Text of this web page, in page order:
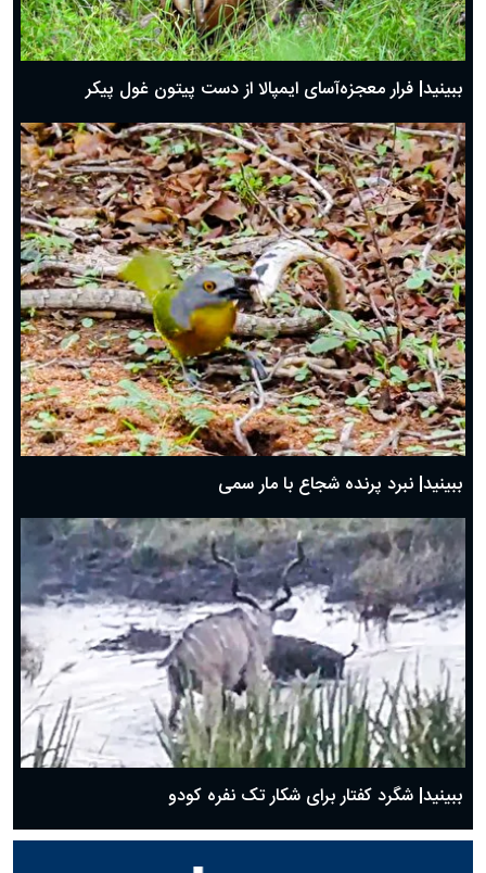
ببینید| فرار معجزه‌آسای ایمپالا از دست پیتون غول پیکر
ببینید| نبرد پرنده شجاع با مار سمی
ببینید| شگرد کفتار برای شکار تک نفره کودو